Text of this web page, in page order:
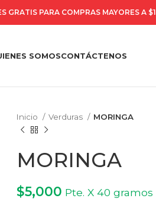
GRATIS PARA COMPRAS MAYORES A
SOMOSCONTÁCTENOS
Inicio Verduras MORINGA
MORINGA
$5,000 Pte. X 40 gramos